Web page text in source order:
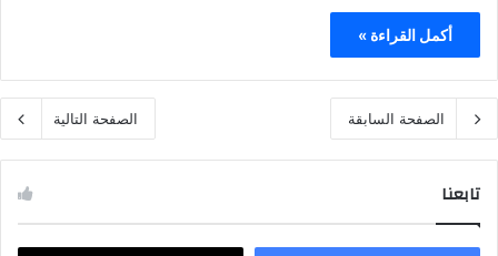
أكمل القراءة »
الصفحة السابقة الصفحة التالية
تابعنا